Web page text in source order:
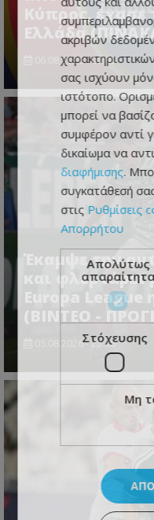
Κύπρος, έχασε
Ελλάδα
06.08.2026 - 00:06
Έκαμψε την
και φλερτάρει
Europa League
(ΒΙΝΤΕΟ -
05.08.2026 - 23:45
ακριβών
σας ισχύουν
ιστότοπο.
μπορεί να
συμφέρον αντί
δικαίωμα να
διαφήμισης.
συγκατάθεσή
στις Ρυθμίσεις
Απορρήτου
Απολύτως
Στόχευσης
Μη